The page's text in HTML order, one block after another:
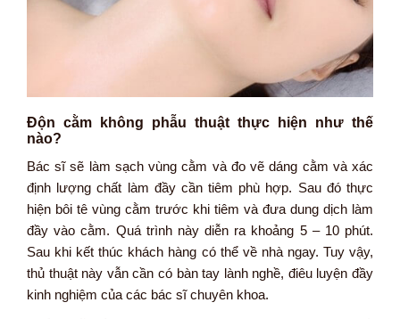
Độn cằm không phẫu thuật thực hiện như thế
nào?
Bác sĩ sẽ làm sạch vùng cằm và đo vẽ dáng cằm và xác
định lượng chất làm đầy cần tiêm phù hợp. Sau đó thực
hiện bôi tê vùng cằm trước khi tiêm và đưa dung dịch làm
đầy vào cằm. Quá trình này diễn ra khoảng 5 – 10 phút.
Sau khi kết thúc khách hàng có thể về nhà ngay. Tuy vậy,
thủ thuật này vẫn cần có bàn tay lành nghề, điêu luyện đầy
kinh nghiệm của các bác sĩ chuyên khoa.